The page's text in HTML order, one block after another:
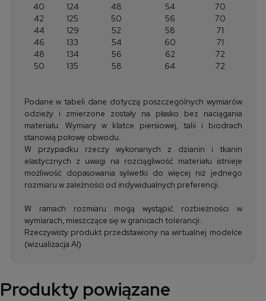
40 124 48 54
70
42
125 50 56
70
44
129 52 58
71
46
133 54 60
71
48
134 56 62
72
50
135 58 64 72
Podane w tabeli dane dotyczą poszczególnych wymiarów
odzieży i zmierzone zostały na płasko bez naciągania
materiału. Wymiary w klatce piersiowej, talii i biodrach
stanowią połowę obwodu.
W przypadku rzeczy wykonanych z dzianin i tkanin
elastycznych z uwagi na rozciągliwość materiału istnieje
możliwość dopasowania sylwetki do więcej niż jednego
rozmiaru w zależności od indywidualnych preferencji.
W ramach rozmiaru mogą wystąpić rozbieżności w
wymiarach, mieszczące się w granicach tolerancji.
Rzeczywisty produkt przedstawiony na wirtualnej modelce
(wizualizacja AI)
Produkty powiązane